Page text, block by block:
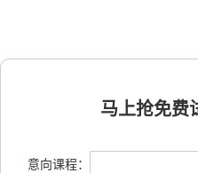
马上抢免费试
意向课程：